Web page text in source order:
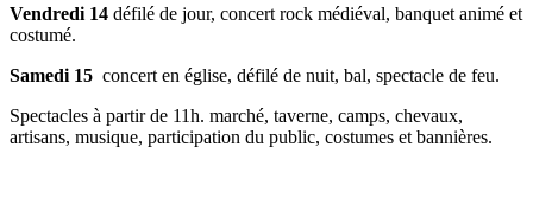
Vendredi 14 défilé de jour, concert rock médiéval, banquet animé et
costumé.
Samedi 15 concert en église, défilé de nuit, bal, spectacle de feu.
Spectacles à partir de 11h. marché, taverne, camps, chevaux,
artisans, musique, participation du public, costumes et bannières.